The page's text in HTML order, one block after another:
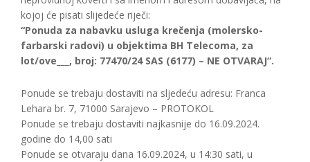
kojoj će pisati slijedeće riječi:
“Ponuda za nabavku usluga krečenja (molersko-
farbarski radovi) u objektima BH Telecoma, za
lot/ove___, broj: 77470/24 SAS (6177) – NE OTVARAJ“.
Ponude se trebaju dostaviti na sljedeću adresu: Franca
Lehara br. 7, 71000 Sarajevo – PROTOKOL
Ponude se trebaju dostaviti najkasnije do 16.09.2024.
godine do 14,00 sati
Ponude se otvaraju dana 16.09.2024, u 14:30 sati, u